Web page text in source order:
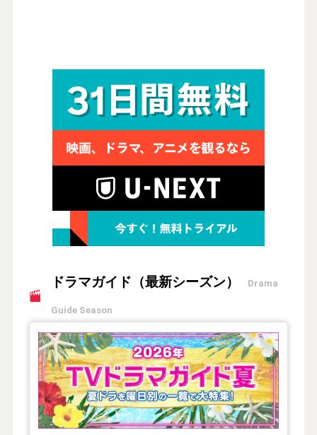
ドラマガイド（最新シーズン） Drama
Guide Season
【2026年夏】TVドラマガイド